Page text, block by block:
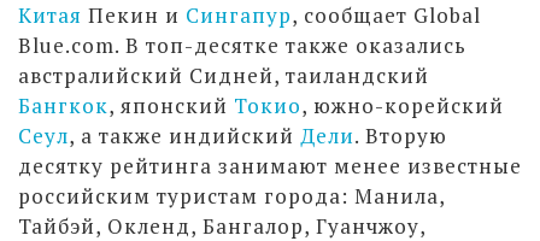
Китая Пекин и Сингапур, сообщает Global
Blue.com. В топ-десятке также оказались
австралийский Сидней, таиландский
Бангкок, японский Токио, южно-корейский
Сеул, а также индийский Дели. Вторую
десятку рейтинга занимают менее известные
российским туристам города: Манила,
Тайбэй, Окленд, Бангалор, Гуанчжоу,